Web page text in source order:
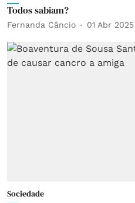
Todos sabiam?
Fernanda Câncio 01 Abr 2025
Sociedade